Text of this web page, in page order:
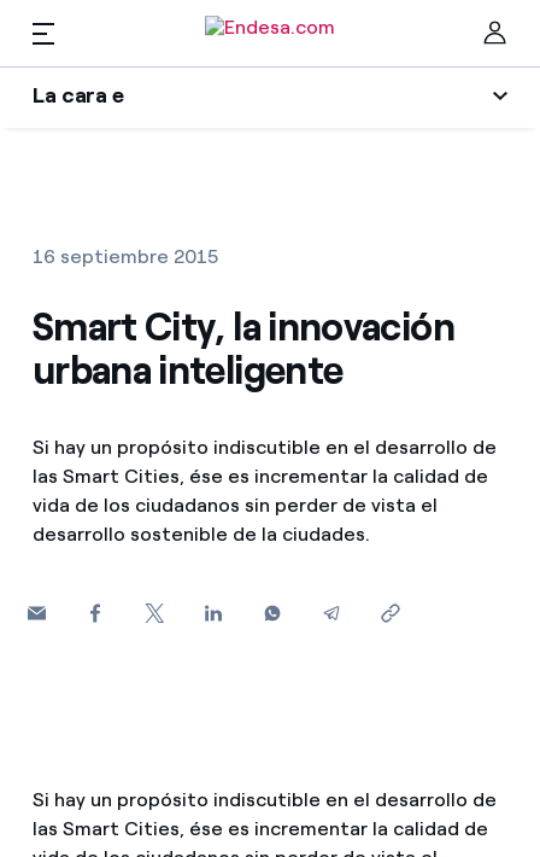
La cara e
Autores
Blog de Endesa
Music Lover
Una respuesta
El legado que seremos
Hogares
Encuentra la tarifa que más te conviene
Compara nuestras tarifas de empresa y ahorra
Por cada kWh que ahorres, te descontamos otro
¿Cómo cambiar el titular del contrato?
¿Gestionas varias comunidades de propietarios?
Servicios
Movilidad
PARA TI
Solar
Climatización
Blog
16 septiembre 2015
Smart City, la innovación
urbana inteligente
Si hay un propósito indiscutible en el desarrollo de
las Smart Cities, ése es incrementar la calidad de
vida de los ciudadanos sin perder de vista el
desarrollo sostenible de la ciudades.
Si hay un propósito indiscutible en el desarrollo de
las Smart Cities, ése es incrementar la calidad de